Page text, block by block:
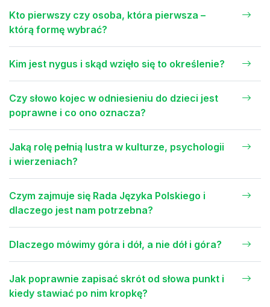
Kto pierwszy czy osoba, która pierwsza –
którą formę wybrać?
Kim jest nygus i skąd wzięło się to określenie?
Czy słowo kojec w odniesieniu do dzieci jest
poprawne i co ono oznacza?
Jaką rolę pełnią lustra w kulturze, psychologii
i wierzeniach?
Czym zajmuje się Rada Języka Polskiego i
dlaczego jest nam potrzebna?
Dlaczego mówimy góra i dół, a nie dół i góra?
Jak poprawnie zapisać skrót od słowa punkt i
kiedy stawiać po nim kropkę?